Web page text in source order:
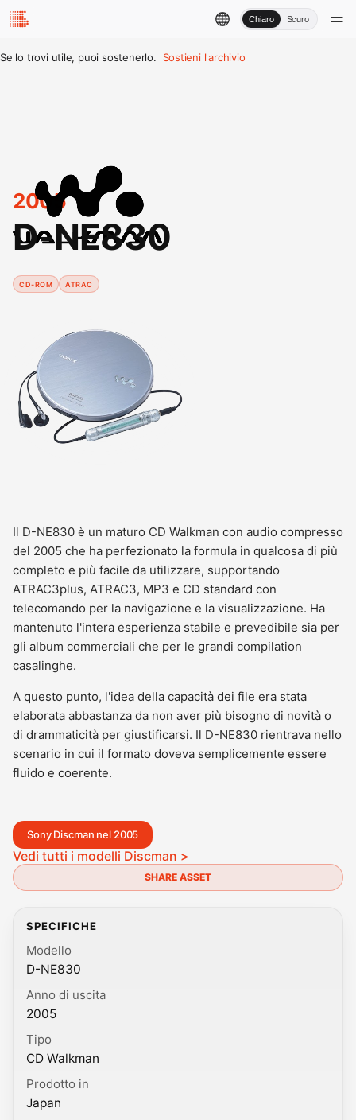
Chiaro Scuro
Se lo trovi utile, puoi sostenerlo. Sostieni l'archivio
2005
D-NE830
CD-ROM ATRAC
Il D-NE830 è un maturo CD Walkman con audio compresso
del 2005 che ha perfezionato la formula in qualcosa di più
completo e più facile da utilizzare, supportando
ATRAC3plus, ATRAC3, MP3 e CD standard con
telecomando per la navigazione e la visualizzazione. Ha
mantenuto l'intera esperienza stabile e prevedibile sia per
gli album commerciali che per le grandi compilation
casalinghe.
A questo punto, l'idea della capacità dei file era stata
elaborata abbastanza da non aver più bisogno di novità o
di drammaticità per giustificarsi. Il D-NE830 rientrava nello
scenario in cui il formato doveva semplicemente essere
fluido e coerente.
Sony Discman nel 2005
Vedi tutti i modelli Discman >
SHARE ASSET
SPECIFICHE
Modello
D-NE830
Anno di uscita
2005
Tipo
CD Walkman
Prodotto in
Japan